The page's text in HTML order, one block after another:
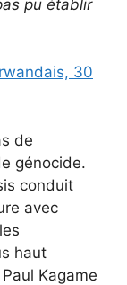
pu établir
30
de
génocide.
conduit
avec
haut
Kagame